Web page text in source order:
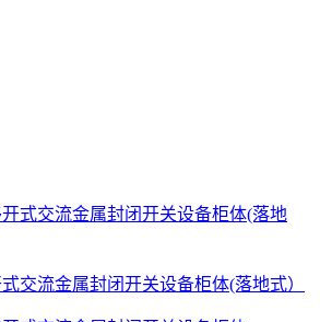
交流金属封闭开关设备柜体(落地式）